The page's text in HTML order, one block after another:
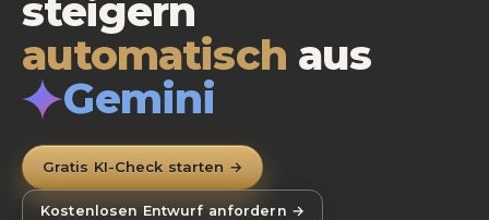
steigern
automatisch aus
Gemini
Gratis KI-Check starten →
Kostenlosen Entwurf anfordern →